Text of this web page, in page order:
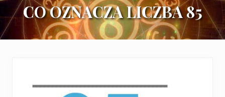
CO OZNACZA LICZBA 85